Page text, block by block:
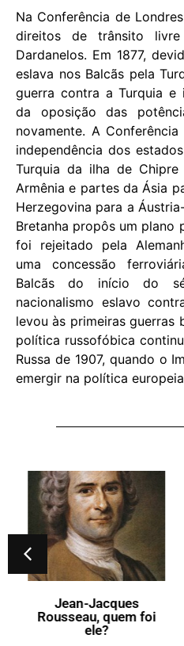
Na Conferência de
direitos de trânsito
Dardanelos. Em 1877,
eslava nos Balcãs pela
guerra contra a Turquia e
da oposição das
novamente. A
independência dos
Turquia da ilha de Chipre
Armênia e partes da Ásia
Herzegovina para a
Bretanha propôs um plano
foi rejeitado pela
uma concessão
Balcãs do início do
nacionalismo eslavo
levou às primeiras guerras
política russofóbica
Russa de 1907, quando o
emergir na política
Jean-Jacques
Rousseau, quem foi
ele?